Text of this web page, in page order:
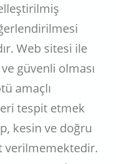
Web sitesi ile
güvenli olması
amaçlı
tespit etmek
kesin ve doğru
verilmemektedir.